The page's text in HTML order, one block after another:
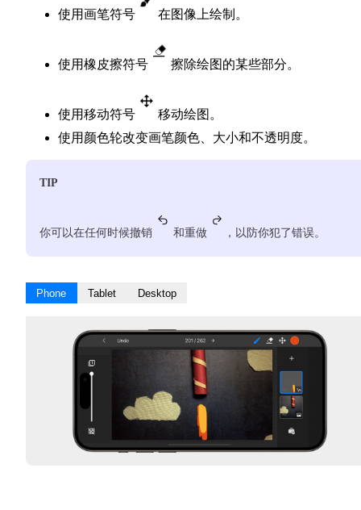
使用画笔符号 在图像上绘制。
使用橡皮擦符号 擦除绘图的某些部分。
使用移动符号
移动绘图。
使用颜色轮改变画笔颜色、大小和不透明度。
TIP
你可以在任何时候撤销 和重做 ，以防你犯了错误。
Phone Tablet Desktop